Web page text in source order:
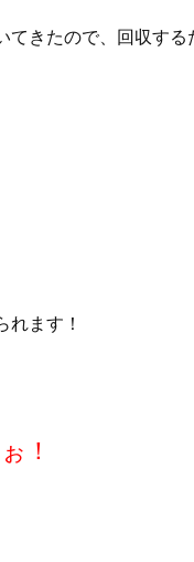
てきたので、回収する
れます！
！